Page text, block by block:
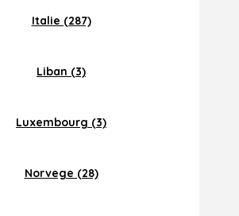
Italie (287)
Liban (3)
Luxembourg (3)
Norvege (28)